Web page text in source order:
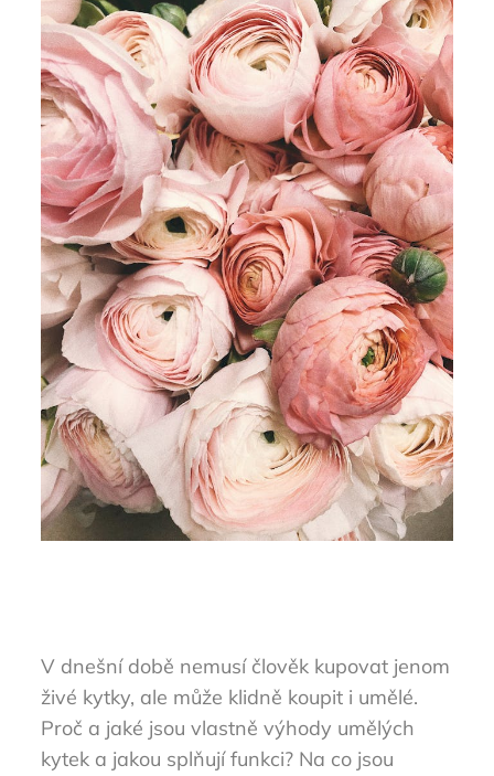
V dnešní době nemusí člověk kupovat jenom
živé kytky, ale může klidně koupit i umělé.
Proč a jaké jsou vlastně výhody umělých
kytek a jakou splňují funkci? Na co jsou